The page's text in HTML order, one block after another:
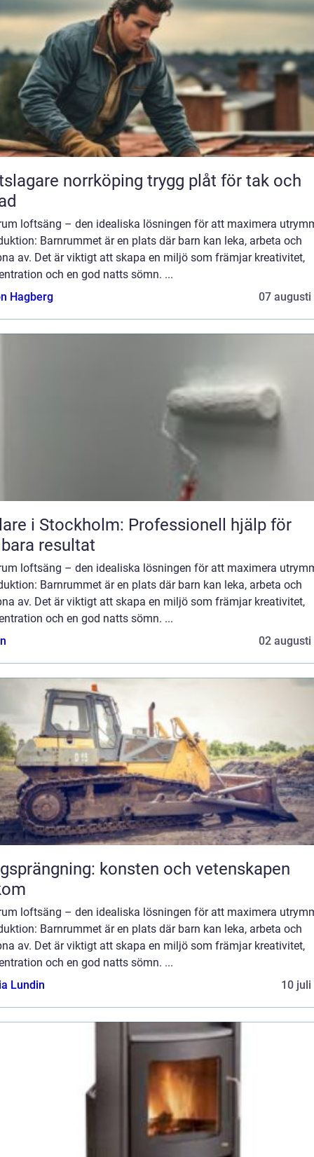
norrköping trygg plåt för tak och
loftsäng – den idealiska lösningen för att maximera
Barnrummet är en plats där barn kan leka, arbeta och
av. Det är viktigt att skapa en miljö som främjar kreativitet,
och en god natts sömn. ...
Hagberg
07 augusti
i Stockholm: Professionell hjälp för
resultat
loftsäng – den idealiska lösningen för att maximera
Barnrummet är en plats där barn kan leka, arbeta och
av. Det är viktigt att skapa en miljö som främjar kreativitet,
och en god natts sömn. ...
02 augusti
konsten och vetenskapen
loftsäng – den idealiska lösningen för att maximera
Barnrummet är en plats där barn kan leka, arbeta och
av. Det är viktigt att skapa en miljö som främjar kreativitet,
och en god natts sömn. ...
Lundin
10 juli